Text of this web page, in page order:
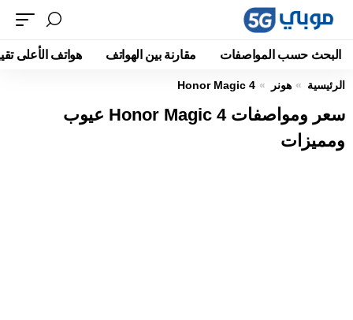
البحث حسب المواصفات مقارنة بين الهواتف هواتف الأعلى
الرئيسية هونر Honor Magic 4
سعر ومواصفات Honor Magic 4 عيوب
ومميزات